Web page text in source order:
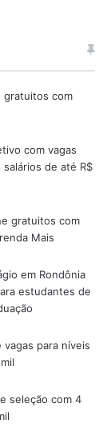
gratuitos com
com vagas
de até R$
gratuitos com
Mais
em Rondônia
estudantes de
para níveis
seleção com 4